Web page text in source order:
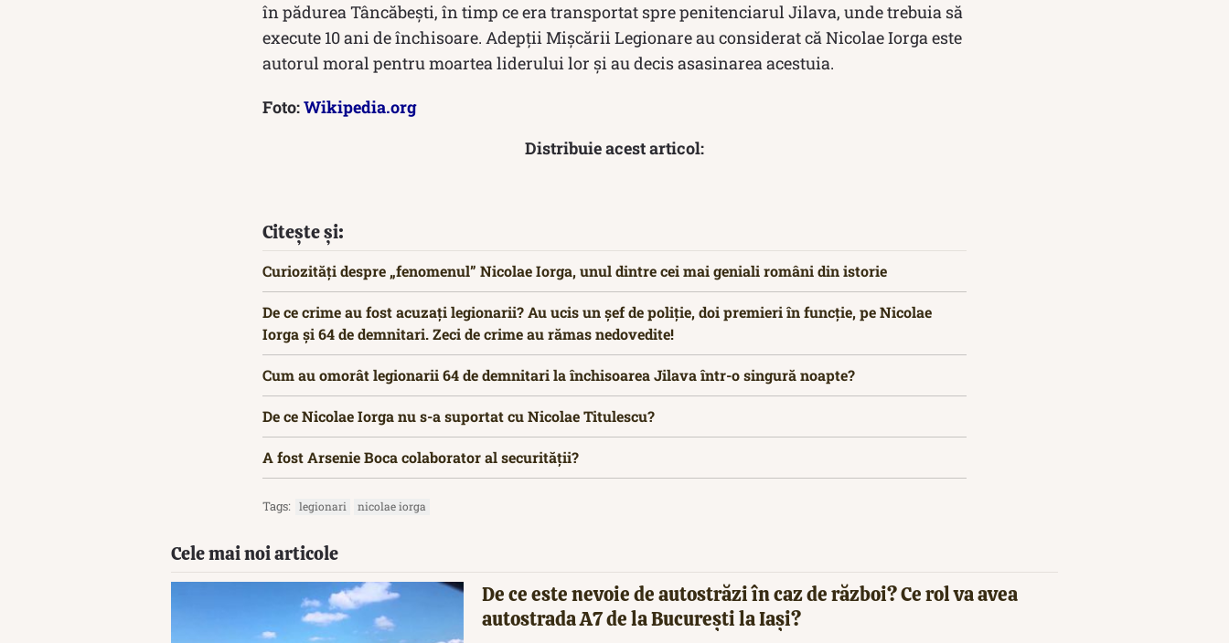
în pădurea Tâncăbeşti, în timp ce era transportat spre penitenciarul Jilava, unde trebuia să
execute 10 ani de închisoare. Adepții Mișcării Legionare au considerat că Nicolae Iorga este
autorul moral pentru moartea liderului lor și au decis asasinarea acestuia.
Foto:Wikipedia.org
Distribuie acest articol:
Citește și:
Curiozități despre „fenomenul” Nicolae Iorga, unul dintre cei mai geniali români din istorie
De ce crime au fost acuzați legionarii? Au ucis un șef de poliție, doi premieri în funcție, pe Nicolae
Iorga și 64 de demnitari. Zeci de crime au rămas nedovedite!
Cum au omorât legionarii 64 de demnitari la închisoarea Jilava într-o singură noapte?
De ce Nicolae Iorga nu s-a suportat cu Nicolae Titulescu?
A fost Arsenie Boca colaborator al securității?
Tags: legionari nicolae iorga
Cele mai noi articole
De ce este nevoie de autostrăzi în caz de război? Ce rol va avea
autostrada A7 de la București la Iași?